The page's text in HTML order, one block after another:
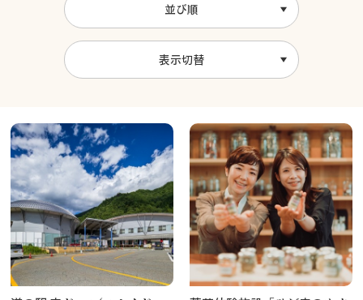
並び順
表示切替